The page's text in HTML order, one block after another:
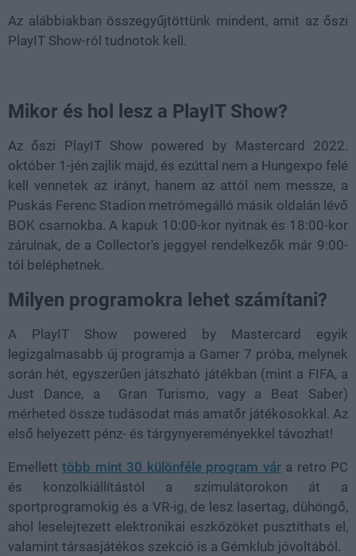
Az alábbiakban összegyűjtöttünk mindent, amit az őszi
PlayIT Show-ról tudnotok kell.
Mikor és hol lesz a PlayIT Show?
Az őszi PlayIT Show powered by Mastercard 2022.
október 1-jén zajlik majd, és ezúttal nem a Hungexpo felé
kell vennetek az irányt, hanem az attól nem messze, a
Puskás Ferenc Stadion metrómegálló másik oldalán lévő
BOK csarnokba. A kapuk 10:00-kor nyitnak és 18:00-kor
zárulnak, de a Collector's jeggyel rendelkezők már 9:00-
tól beléphetnek.
Milyen programokra lehet számítani?
A PlayIT Show powered by Mastercard egyik
legizgalmasabb új programja a Gamer 7 próba, melynek
során hét, egyszerűen játszható játékban (mint a FIFA, a
Just Dance, a Gran Turismo, vagy a Beat Saber)
mérheted össze tudásodat más amatőr játékosokkal. Az
első helyezett pénz- és tárgynyereményekkel távozhat!
Emelletttöbb mint 30 különféle program vára retro PC
és konzolkiállítástól a szimulátorokon át a
sportprogramokig és a VR-ig, de lesz lasertag, dühöngő,
ahol leselejtezett elektronikai eszközöket pusztíthats el,
valamint társasjátékos szekció is a Gémklub jóvoltából.